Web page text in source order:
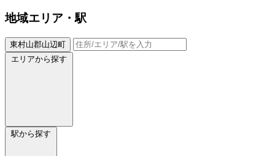
地域エリア・駅
東村山郡山辺町
エリアから探す
駅から探す